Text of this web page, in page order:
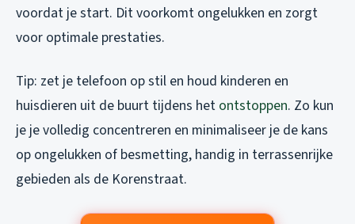
voordat je start. Dit voorkomt ongelukken en zorgt
voor optimale prestaties.
Tip: zet je telefoon op stil en houd kinderen en
huisdieren uit de buurt tijdens het ontstoppen. Zo kun
je je volledig concentreren en minimaliseer je de kans
op ongelukken of besmetting, handig in terrassenrijke
gebieden als de Korenstraat.